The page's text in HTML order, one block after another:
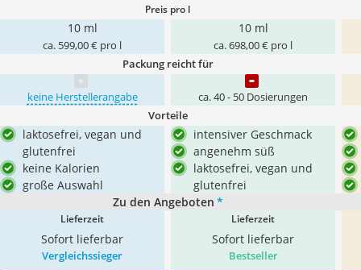
Preis pro l
10 ml
ca. 599,00 € pro l
10 ml
ca. 698,00 € pro l
Packung reicht für
keine Herstellerangabe ca. 40 - 50 Dosierungen
Vorteile
laktosefrei, vegan und
glutenfrei
keine Kalorien
große Auswahl
intensiver Geschmack
angenehm süß
laktosefrei, vegan und
glutenfrei
Zu den Angeboten *
Lieferzeit
Sofort lieferbar
Lieferzeit
Sofort lieferbar
Vergleichssieger Bestseller